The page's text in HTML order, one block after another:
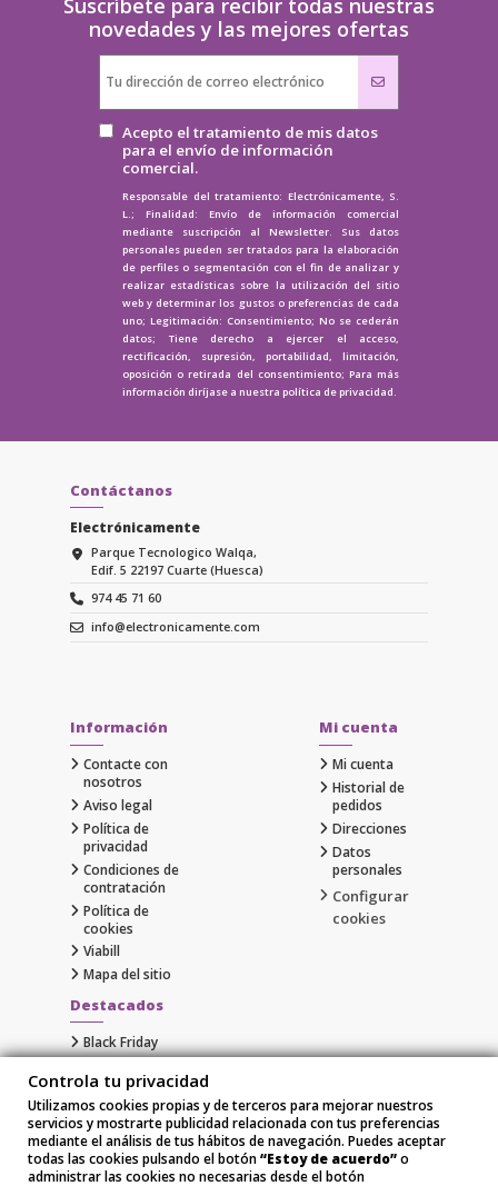
Suscríbete para recibir todas nuestras
novedades y las mejores ofertas
Acepto el tratamiento de mis datos
para el envío de información
comercial.
Responsable del tratamiento: Electrónicamente, S.
L.; Finalidad: Envío de información comercial
mediante suscripción al Newsletter. Sus datos
personales pueden ser tratados para la elaboración
de perfiles o segmentación con el fin de analizar y
realizar estadísticas sobre la utilización del sitio
web y determinar los gustos o preferencias de cada
uno; Legitimación: Consentimiento; No se cederán
datos; Tiene derecho a ejercer el acceso,
rectificación, supresión, portabilidad, limitación,
oposición o retirada del consentimiento; Para más
información diríjase a nuestra política de privacidad.
Contáctanos
Electrónicamente
Parque Tecnologico Walqa,
Edif. 5 22197 Cuarte (Huesca)
974 45 71 60
info@electronicamente.com
Información
Contacte con
nosotros
Aviso legal
Política de
privacidad
Condiciones de
contratación
Política de
cookies
Viabill
Mapa del sitio
Mi cuenta
Mi cuenta
Historial de
pedidos
Direcciones
Datos
personales
Configurar
cookies
Destacados
Black Friday
Gaming
Comprar Apple al Mejor Precio
Samsung
Xiaomi
Controla tu privacidad
Utilizamos cookies propias y de terceros para mejorar nuestros
servicios y mostrarte publicidad relacionada con tus preferencias
mediante el análisis de tus hábitos de navegación. Puedes aceptar
todas las cookies pulsando el botón“Estoy de acuerdo”o
administrar las cookies no necesarias desde el botón